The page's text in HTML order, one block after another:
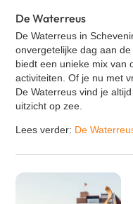
De Waterreus
De Waterreus in
onvergetelijke dag aan
biedt een unieke mix van
activiteiten. Of je nu met
De Waterreus vind je
uitzicht op zee.
Lees verder: De